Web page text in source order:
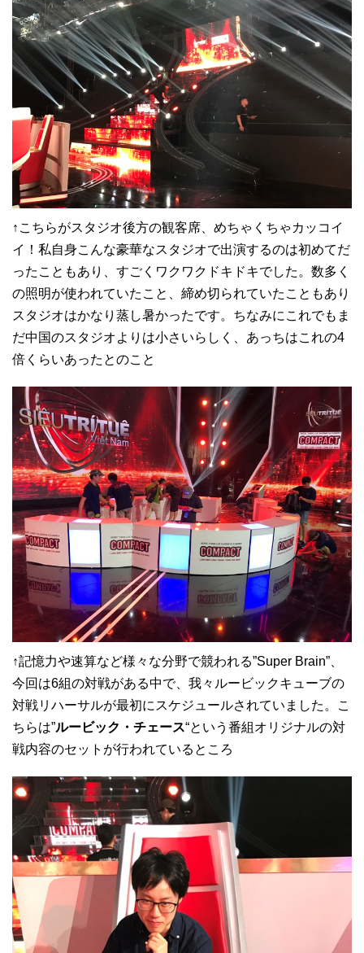
↑こちらがスタジオ後方の観客席、めちゃくちゃカッコイ
イ！私自身こんな豪華なスタジオで出演するのは初めてだ
ったこともあり、すごくワクワクドキドキでした。数多く
の照明が使われていたこと、締め切られていたこともあり
スタジオはかなり蒸し暑かったです。ちなみにこれでもま
だ中国のスタジオよりは小さいらしく、あっちはこれの4
倍くらいあったとのこと
↑記憶力や速算など様々な分野で競われる”Super Brain”、
今回は6組の対戦がある中で、我々ルービックキューブの
対戦リハーサルが最初にスケジュールされていました。こ
ちらは”ルービック・チェース“という番組オリジナルの対
戦内容のセットが行われているところ